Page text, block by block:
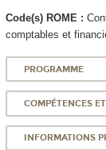
Code(s) ROME :
comptables et
PROGRAMME
COMPÉTENCES
INFORMATIONS